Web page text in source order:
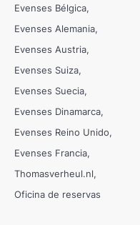
Evenses Bélgica
Evenses Alemania
Evenses Austria
Evenses Suiza
Evenses Suecia
Evenses Dinamarca
Evenses Reino Unido
Evenses Francia
Thomasverheul.nl
Oficina de reservas